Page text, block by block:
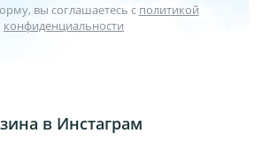
вы соглашаетесь с политикой
конфиденциальности
в Инстаграм